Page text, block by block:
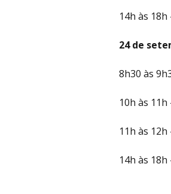
14h às
24 de
8h30 às
10h às
11h às
14h às